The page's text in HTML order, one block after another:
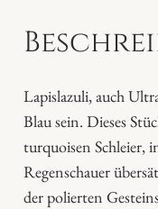
l
M
e
g
e
Lapislazuli, auch
Blau sein. Dieses
turquoisen Schleier,
Regenschauer
der polierten